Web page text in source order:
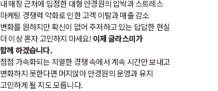
내 매장 근처에 입점한 대형 안경원의 압박과 스트레스
마케팅 경쟁력 약화로 인한 고객 이탈과 매출 감소
변화를 원하지만 확신이 없어 주저하고 있는 답답한 현실
더 이상 혼자 고민하지 마세요! 이제글라스미가
함께 하겠습니다.
점점 가속화되는 치열한 경쟁 속에서 계속 시간만 보내고
변화하지 못한다면 머지않아 안경원의 운영과 유지
고민하게 될 지도 모릅니다.